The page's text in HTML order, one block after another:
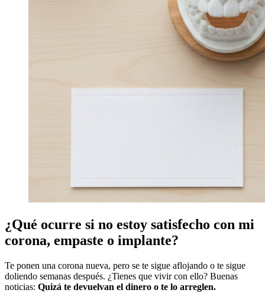
¿Qué ocurre si no estoy satisfecho con mi
corona, empaste o implante?
Te ponen una corona nueva, pero se te sigue aflojando o te sigue
doliendo semanas después. ¿Tienes que vivir con ello? Buenas
noticias: Quizá te devuelvan el dinero o te lo arreglen.